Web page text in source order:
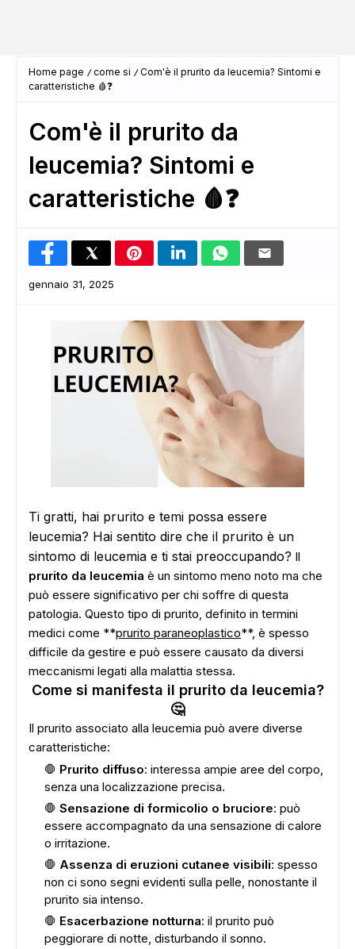
Home page come si
Com'è il prurito da leucemia? Sintomi e
caratteristiche 🩸❓
Com'è il prurito da
leucemia? Sintomi e
caratteristiche 🩸❓
gennaio 31, 2025
Ti gratti, hai prurito e temi possa essere
leucemia? Hai sentito dire che il prurito è un
sintomo di leucemia e ti stai preoccupando? Il
prurito da leucemia è un sintomo meno noto ma che
può essere significativo per chi soffre di questa
patologia. Questo tipo di prurito, definito in termini
medici come **prurito paraneoplastico**, è spesso
difficile da gestire e può essere causato da diversi
meccanismi legati alla malattia stessa.
Come si manifesta il prurito da leucemia?
🤔
Il prurito associato alla leucemia può avere diverse
caratteristiche:
🛑 Prurito diffuso: interessa ampie aree del corpo,
senza una localizzazione precisa.
🛑 Sensazione di formicolio o bruciore: può
essere accompagnato da una sensazione di calore
o irritazione.
🛑 Assenza di eruzioni cutanee visibili: spesso
non ci sono segni evidenti sulla pelle, nonostante il
prurito sia intenso.
🛑 Esacerbazione notturna: il prurito può
peggiorare di notte, disturbando il sonno.